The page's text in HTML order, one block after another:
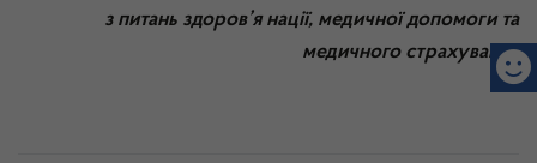
з питань здоров’я нації, медичної допомоги та
медичного страхування